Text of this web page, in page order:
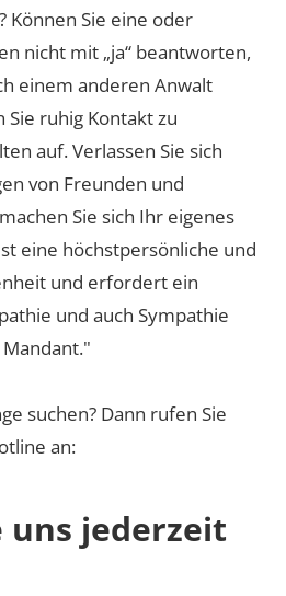
Können Sie eine oder
nicht mit „ja“ beantworten,
einem anderen Anwalt
ruhig Kontakt zu
auf. Verlassen Sie sich
von Freunden und
Sie sich Ihr eigenes
eine höchstpersönliche und
und erfordert ein
und auch Sympathie
suchen? Dann rufen Sie
an:
uns jederzeit